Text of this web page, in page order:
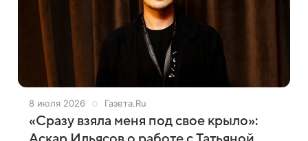
8 июля 2026 Газета.Ru
«Сразу взяла меня под свое крыло»: